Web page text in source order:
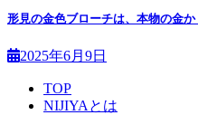
形見の金色ブローチは、本物の金
2025年6月9日
TOP
NIJIYAとは